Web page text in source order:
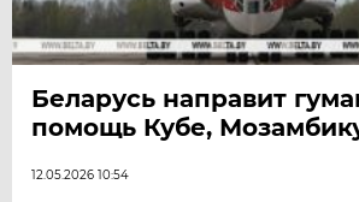
Беларусь направит
помощь Кубе,
12.05.2026 10:54